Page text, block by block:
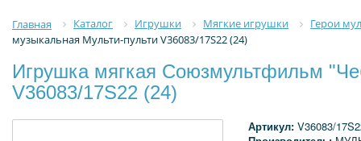
Главная Каталог Игрушки Мягкие игрушки
Герои
музыкальная Мульти-пульти V36083/17S22 (24)
Игрушка мягкая Союзмультфильм
V36083/17S22 (24)
Артикул: V36083/